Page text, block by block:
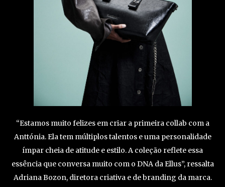
“Estamos muito felizes em criar a primeira collab com a
Anttónia. Ela tem múltiplos talentos e uma personalidade
ímpar cheia de atitude e estilo. A coleção reflete essa
essência que conversa muito com o DNA da Ellus”, ressalta
Adriana Bozon, diretora criativa e de branding da marca.